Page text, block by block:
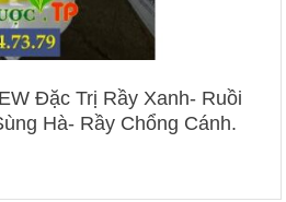
Đặc Trị Rầy Xanh- Ruồi
Hà- Rầy Chổng Cánh.